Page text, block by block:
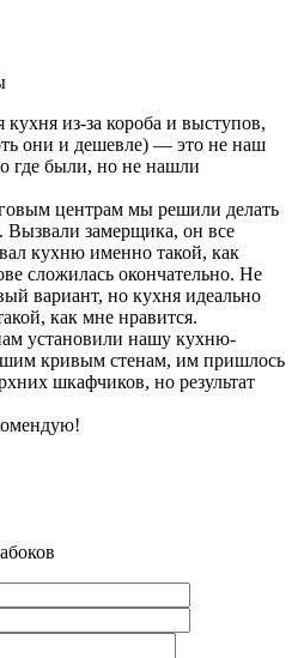
кухня из-за короба и выступов,
они и дешевле) — это не наш
где были, но не нашли
центрам мы решили делать
Вызвали замерщика, он все
кухню именно такой, как
сложилась окончательно. Не
вариант, но кухня идеально
как мне нравится.
установили нашу кухню-
кривым стенам, им пришлось
шкафчиков, но результат